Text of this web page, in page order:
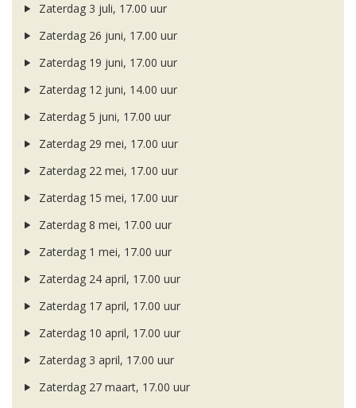
Zaterdag 3 juli, 17.00 uur
Zaterdag 26 juni, 17.00 uur
Zaterdag 19 juni, 17.00 uur
Zaterdag 12 juni, 14.00 uur
Zaterdag 5 juni, 17.00 uur
Zaterdag 29 mei, 17.00 uur
Zaterdag 22 mei, 17.00 uur
Zaterdag 15 mei, 17.00 uur
Zaterdag 8 mei, 17.00 uur
Zaterdag 1 mei, 17.00 uur
Zaterdag 24 april, 17.00 uur
Zaterdag 17 april, 17.00 uur
Zaterdag 10 april, 17.00 uur
Zaterdag 3 april, 17.00 uur
Zaterdag 27 maart, 17.00 uur